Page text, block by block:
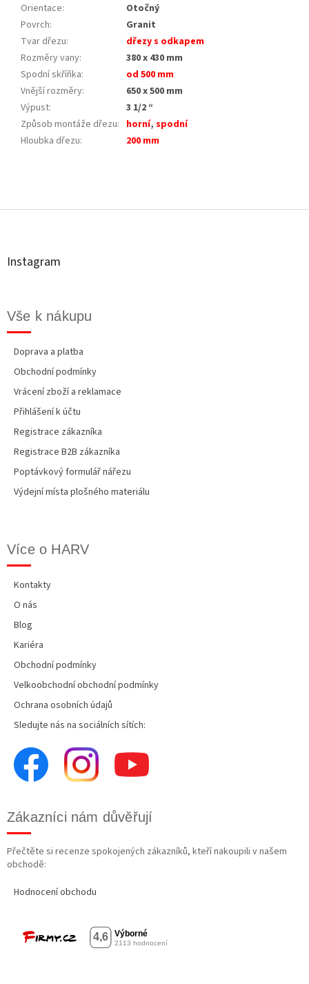
Orientace:
Otočný
Povrch:
Granit
Tvar dřezu:
dřezy s odkapem
Rozměry vany:
380 x 430 mm
Spodní skříňka:
od 500 mm
Vnější rozměry:
650 x 500 mm
Výpust:
3 1/2 “
Způsob montáže dřezu: horní, spodní
Hloubka dřezu: 200 mm
á
Instagram
Vše k nákupu
Doprava a platba
Obchodní podmínky
Vrácení zboží a reklamace
Přihlášení k účtu
Registrace zákazníka
Registrace B2B zákazníka
Poptávkový formulář nářezu
Výdejní místa plošného materiálu
Více o HARV
Kontakty
O nás
Blog
Kariéra
Obchodní podmínky
Velkoobchodní obchodní podmínky
Ochrana osobních údajů
Sledujte nás na sociálních sítích:
Zákazníci nám důvěřují
Přečtěte si recenze spokojených zákazníků, kteří nakoupili v našem
obchodě:
Hodnocení obchodu